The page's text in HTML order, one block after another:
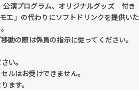
演プログラム、オリジナルグッズ 付き
」の代わりにソフトドリンクを提供い
の際は係員の指示に従ってください。
い。
ルはお受けできません。
ます。